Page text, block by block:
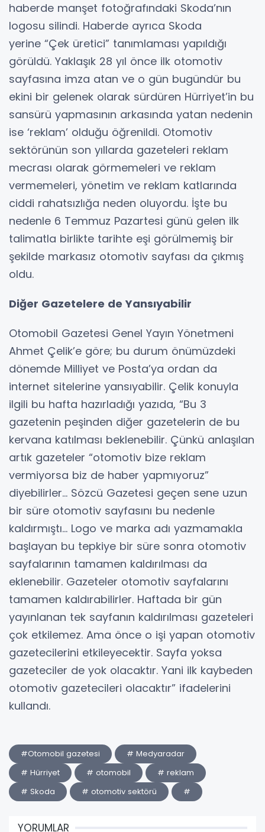
haberde manşet fotoğrafındaki Skoda’nın
logosu silindi. Haberde ayrıca Skoda
yerine “Çek üretici” tanımlaması yapıldığı
görüldü. Yaklaşık 28 yıl önce ilk otomotiv
sayfasına imza atan ve o gün bugündür bu
ekini bir gelenek olarak sürdüren Hürriyet’in bu
sansürü yapmasının arkasında yatan nedenin
ise ‘reklam’ olduğu öğrenildi. Otomotiv
sektörünün son yıllarda gazeteleri reklam
mecrası olarak görmemeleri ve reklam
vermemeleri, yönetim ve reklam katlarında
ciddi rahatsızlığa neden oluyordu. İşte bu
nedenle 6 Temmuz Pazartesi günü gelen ilk
talimatla birlikte tarihte eşi görülmemiş bir
şekilde markasız otomotiv sayfası da çıkmış
oldu.
Diğer Gazetelere de Yansıyabilir
Otomobil Gazetesi Genel Yayın Yönetmeni
Ahmet Çelik’e göre; bu durum önümüzdeki
dönemde Milliyet ve Posta’ya ordan da
internet sitelerine yansıyabilir. Çelik konuyla
ilgili bu hafta hazırladığı yazıda, “Bu 3
gazetenin peşinden diğer gazetelerin de bu
kervana katılması beklenebilir. Çünkü anlaşılan
artık gazeteler “otomotiv bize reklam
vermiyorsa biz de haber yapmıyoruz”
diyebilirler… Sözcü Gazetesi geçen sene uzun
bir süre otomotiv sayfasını bu nedenle
kaldırmıştı… Logo ve marka adı yazmamakla
başlayan bu tepkiye bir süre sonra otomotiv
sayfalarının tamamen kaldırılması da
eklenebilir. Gazeteler otomotiv sayfalarını
tamamen kaldırabilirler. Haftada bir gün
yayınlanan tek sayfanın kaldırılması gazeteleri
çok etkilemez. Ama önce o işi yapan otomotiv
gazetecilerini etkileyecektir. Sayfa yoksa
gazeteciler de yok olacaktır. Yani ilk kaybeden
otomotiv gazetecileri olacaktır” ifadelerini
kullandı.
#Otomobil gazetesi
# Medyaradar
# Hürriyet
# otomobil
# reklam
# Skoda
# otomotiv sektörü #
YORUMLAR